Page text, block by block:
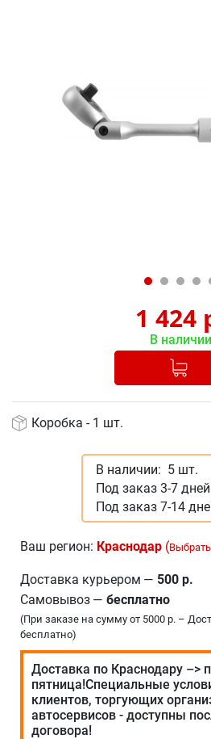
1 424
В наличии
Добавлено в
Коробка - 1 шт.
В наличии: 5 шт.
Под заказ 3-7
Под заказ 7-14
Ваш регион: Краснодар (
Доставка курьером — 500 р.
Самовывоз — бесплатно
(При заказе на сумму от 5000 р. –
бесплатно)
Доставка по Краснодару –>
пятница!Специальные
клиентов, торгующих
автосервисов - доступны
договора!